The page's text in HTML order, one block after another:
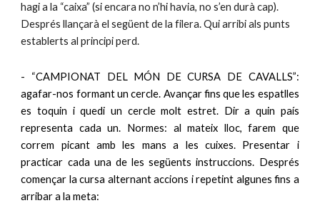
hagi a la “caixa” (si encara no n’hi havia, no s’en durà cap).
Després llançarà el següent de la filera. Qui arribi als punts
establerts al principi perd.
- “CAMPIONAT DEL MÓN DE CURSA DE CAVALLS”:
agafar-nos formant un cercle. Avançar fins que les espatlles
es toquin i quedi un cercle molt estret. Dir a quin país
representa cada un. Normes: al mateix lloc, farem que
correm picant amb les mans a les cuixes. Presentar i
practicar cada una de les següents instruccions. Després
començar la cursa alternant accions i repetint algunes fins a
arribar a la meta: